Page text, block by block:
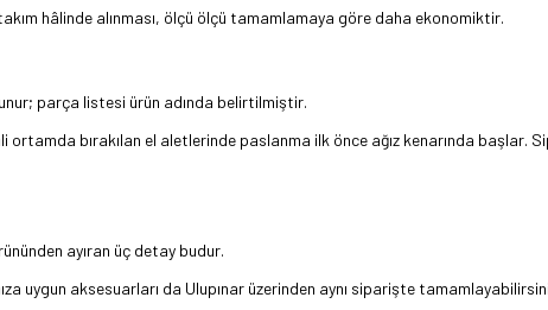
hâlinde alınması, ölçü ölçü tamamlamaya göre daha ekonomiktir.
parça listesi ürün adında belirtilmiştir.
bırakılan el aletlerinde paslanma ilk önce ağız kenarında başlar.
ayıran üç detay budur.
uygun aksesuarları da Ulupınar üzerinden aynı siparişte